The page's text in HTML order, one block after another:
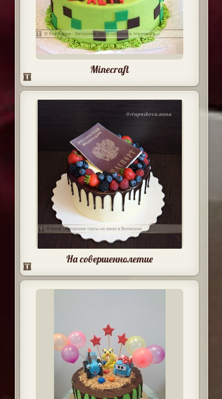
Minecraft
На совершеннолетие